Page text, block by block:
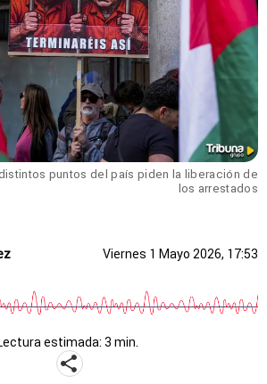
puntos del país piden la liberación de
los arrestados
Viernes 1 Mayo 2026, 17:53
estimada: 3 min.